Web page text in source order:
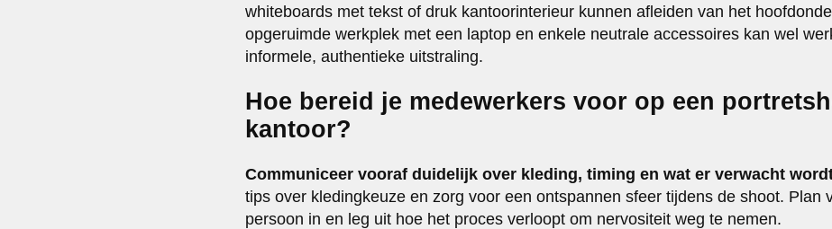
whiteboards met tekst of druk kantoorinterieur kunnen afleiden van het
opgeruimde werkplek met een laptop en enkele neutrale accessoires kan wel
informele, authentieke uitstraling.
Hoe bereid je medewerkers voor op een
kantoor?
Communiceer vooraf duidelijk over kleding, timing en wat er verwacht
tips over kledingkeuze en zorg voor een ontspannen sfeer tijdens de shoot. Plan
persoon in en leg uit hoe het proces verloopt om nervositeit weg te nemen.